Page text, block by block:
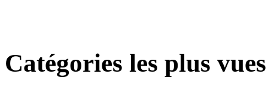
Catégories les plus vues